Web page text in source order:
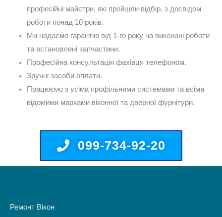
професійні майстри, які пройшли відбір, з досвідом
роботи понад 10 років.
Ми надаємо гарантію від 1-го року на виконані роботи
та встановлені запчастини.
Професійна консультація фахівця телефоном.
Зручні засоби оплати.
Працюємо з усіма профільними системами та всіма
відомими марками віконної та дверної фурнітури.
099-734-92-20
Ремонт Вікон